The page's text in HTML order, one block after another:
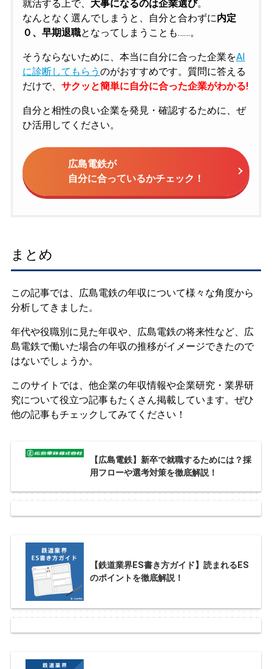
就活する上で、 大事になるのは企業選び。
なんとなく選んでしまうと、自分と合わずに内定
０、早期退職となってしまうことも……。
そうならないために、本当に自分に合った企業をAI
に診断してもらう のがおすすめです。質問に答える
だけで、 サクッと簡単に自分に合った企業がわかる!
自分と相性の良い企業を発見・確認するために、ぜ
ひ活用してください。
広島電鉄が
自分に合っているかチェック！
まとめ
この記事では、広島電鉄の年収について様々な角度から
分析してきました。
年代や役職別に見た年収や、広島電鉄の将来性など、広
島電鉄で働いた場合の年収の推移がイメージできたので
はないでしょうか。
このサイトでは、他企業の年収情報や企業研究・業界研
究について役立つ記事もたくさん掲載しています。ぜひ
他の記事もチェックしてみてください！
【広島電鉄】新卒で就職するためには？採
用フローや選考対策を徹底解説！
【鉄道業界ES書き方ガイド】読まれるES
のポイントを徹底解説！